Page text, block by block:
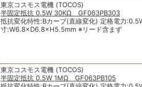
東京コスモス電機 (TOCOS)
半固定抵抗 0.5W 30KΩ GF063PB303
抵抗変化特性:Bカーブ(直線変化) 定格電力
寸:W6.8×D6.8×H5.5mm ※リード含まず
東京コスモス電機 (TOCOS)
半固定抵抗 0.5W 1MΩ GF063PB105